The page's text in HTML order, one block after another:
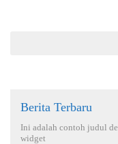
Berita Terbaru
Ini adalah contoh judul
widget